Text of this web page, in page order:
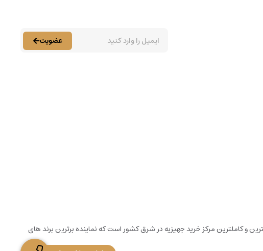
عضویت
علیزاده آغاز کرد. این مجموعه بزرگترین و کاملترین مرکز خرید جهیزیه در شرق کشور است که نماینده برترین برند های